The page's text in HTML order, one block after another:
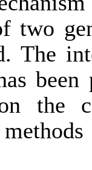
two
The
been
the